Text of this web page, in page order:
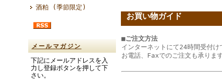
酒粕 (季節限定)
メールマガジン
下記にメールアドレスを入
力し登録ボタンを押して下
さい。
お買い物ガイド
■ご注文方法
インターネットにて24時間受付け
お電話、Faxでのご注文も承りま